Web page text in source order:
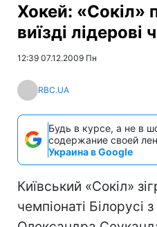
Хокей: «Сокіл»
виїзді лідерові
12:39 07.12.2009 Пн
RBC.UA
Будь в курсе, а не в
содержание своей
Украина в Google
Київський «Сокіл»
чемпіонаті Білорусі